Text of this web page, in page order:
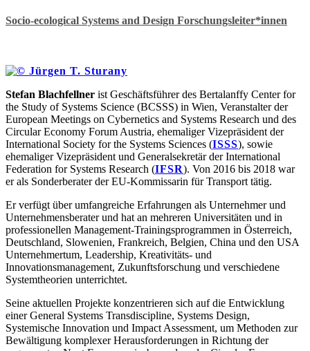
Socio-ecological Systems and Design Forschungsleiter*innen
Stefan Blachfellner ist Geschäftsführer des Bertalanffy Center for
the Study of Systems Science (BCSSS) in Wien, Veranstalter der
European Meetings on Cybernetics and Systems Research und des
Circular Economy Forum Austria, ehemaliger Vizepräsident der
International Society for the Systems Sciences (ISSS), sowie
ehemaliger Vizepräsident und Generalsekretär der International
Federation for Systems Research (IFSR). Von 2016 bis 2018 war
er als Sonderberater der EU-Kommissarin für Transport tätig.
Er verfügt über umfangreiche Erfahrungen als Unternehmer und
Unternehmensberater und hat an mehreren Universitäten und in
professionellen Management-Trainingsprogrammen in Österreich,
Deutschland, Slowenien, Frankreich, Belgien, China und den USA
Unternehmertum, Leadership, Kreativitäts- und
Innovationsmanagement, Zukunftsforschung und verschiedene
Systemtheorien unterrichtet.
Seine aktuellen Projekte konzentrieren sich auf die Entwicklung
einer General Systems Transdiscipline, Systems Design,
Systemische Innovation und Impact Assessment, um Methoden zur
Bewältigung komplexer Herausforderungen in Richtung der